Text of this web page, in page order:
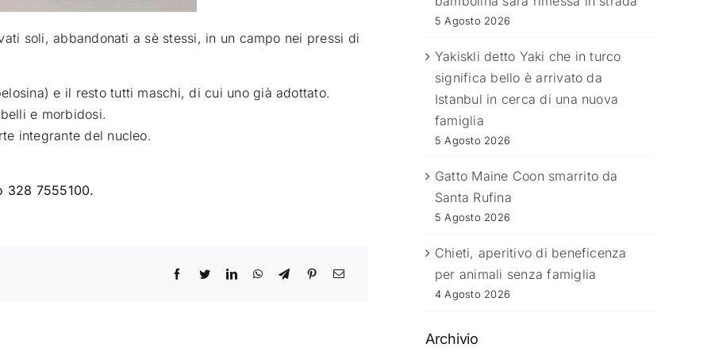
soli, abbandonati a sè stessi, in un campo nei pressi di
e il resto tutti maschi, di cui uno già adottato.
e morbidosi.
integrante del nucleo.
328 7555100.
5 Agosto 2026
Yakiskli detto Yaki che in turco
significa bello è arrivato da
Istanbul in cerca di una nuova
famiglia
5 Agosto 2026
Gatto Maine Coon smarrito da
Santa Rufina
5 Agosto 2026
Chieti, aperitivo di beneficenza
per animali senza famiglia
4 Agosto 2026
Archivio